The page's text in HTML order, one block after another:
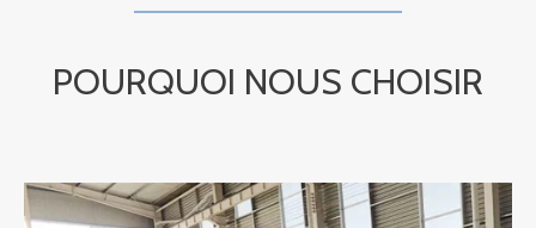
POURQUOI NOUS CHOISIR